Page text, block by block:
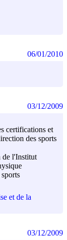
06/01/2010
certifications et
des sports
de l'Institut
et de la
03/12/2009
03/12/2009